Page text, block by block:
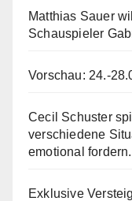
Matthias Sauer
Schauspieler
Vorschau: 24.-
Cecil Schuster
verschiedene
emotional
Exklusive